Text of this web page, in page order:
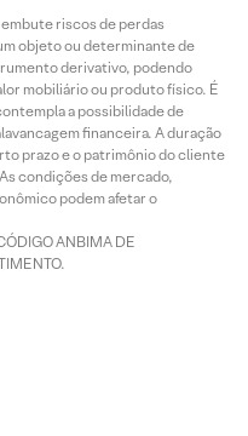
riscos de perdas
objeto ou determinante de
derivativo, podendo
mobiliário ou produto físico. É
a possibilidade de
financeira. A duração
prazo e o patrimônio do cliente
condições de mercado,
podem afetar o
ANBIMA DE